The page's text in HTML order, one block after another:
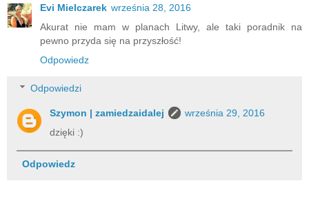
Evi Mielczarek września 28, 2016
Akurat nie mam w planach Litwy, ale taki poradnik na
pewno przyda się na przyszłość!
Odpowiedz
Odpowiedzi
Szymon | zamiedzaidalej
września 29, 2016
dzięki :)
Odpowiedz